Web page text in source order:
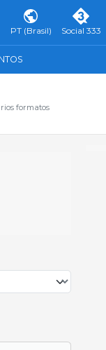
PT (Brasil) Social 333
formatos